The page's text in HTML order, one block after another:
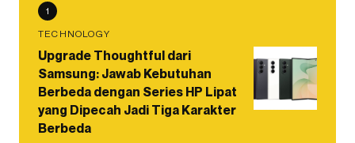
1
TECHNOLOGY
Upgrade Thoughtful dari
Samsung: Jawab Kebutuhan
Berbeda dengan Series HP Lipat
yang Dipecah Jadi Tiga Karakter
Berbeda